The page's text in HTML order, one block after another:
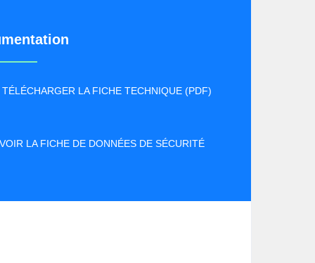
TÉLÉCHARGER LA FICHE TECHNIQUE (PDF)
VOIR LA FICHE DE DONNÉES DE SÉCURITÉ